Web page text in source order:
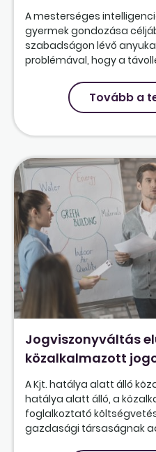
A mesterséges
gyermek gondozása
szabadságon lévő
problémával, hogy a
Tovább a
Jogviszonyváltás
közalkalmazott
A Kjt. hatálya alatt álló
hatálya alatt álló, a
foglalkoztató
gazdasági társaságnak